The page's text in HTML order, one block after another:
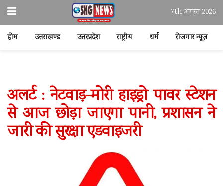
7th अगस्त 2026
होम उत्तराखण्ड उत्तरप्रदेश राष्ट्रीय धर्म रोजगार न्यूज़
अलर्ट : नेटवाड़-मोरी हाइड्रो पावर स्टेशन
से आज छोड़ा जाएगा पानी, प्रशासन ने
जारी की सुरक्षा एडवाइजरी